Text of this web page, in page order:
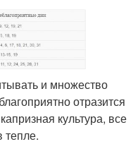
и множество
отразится
культура, все
тепле.